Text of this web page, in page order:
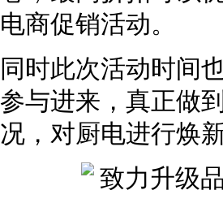
电商促销活动。
同时此次活动时间
参与进来，真正做
况，对厨电进行焕